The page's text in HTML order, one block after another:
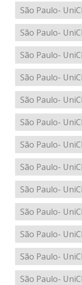
São Paulo-
São Paulo-
São Paulo-
São Paulo-
São Paulo-
São Paulo-
São Paulo-
São Paulo-
São Paulo-
São Paulo-
São Paulo-
São Paulo-
São Paulo-